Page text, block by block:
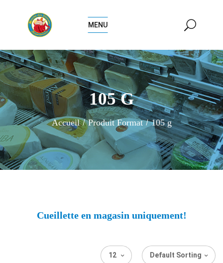
MENU
105 G
Accueil Produit Format 105 g
Cueillette en magasin uniquement!
Default Sorting
12